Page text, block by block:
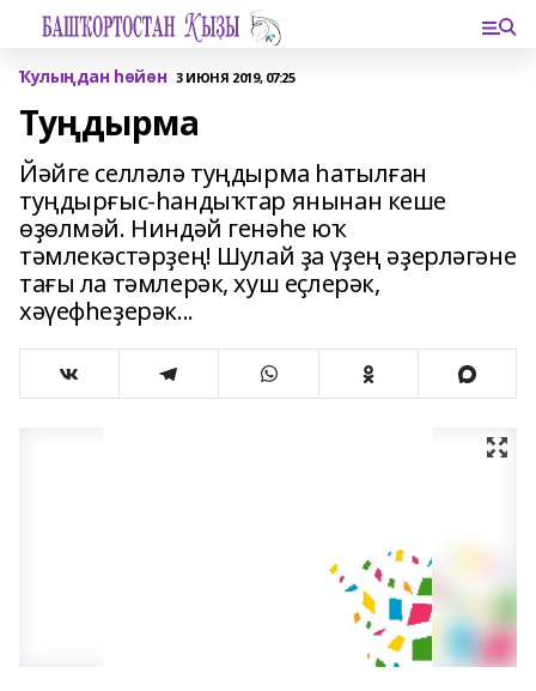
Ҡулыңдан һөйөн 3 ИЮНЯ 2019, 07:25
Туңдырма
Йәйге селләлә туңдырма һатылған
туңдырғыс-һандыҡтар янынан кеше
өҙөлмәй. Ниндәй генәһе юҡ
тәмлекәстәрҙең! Шулай ҙа үҙең әҙерләгәне
тағы ла тәмлерәк, хуш еҫлерәк,
хәүефһеҙерәк...